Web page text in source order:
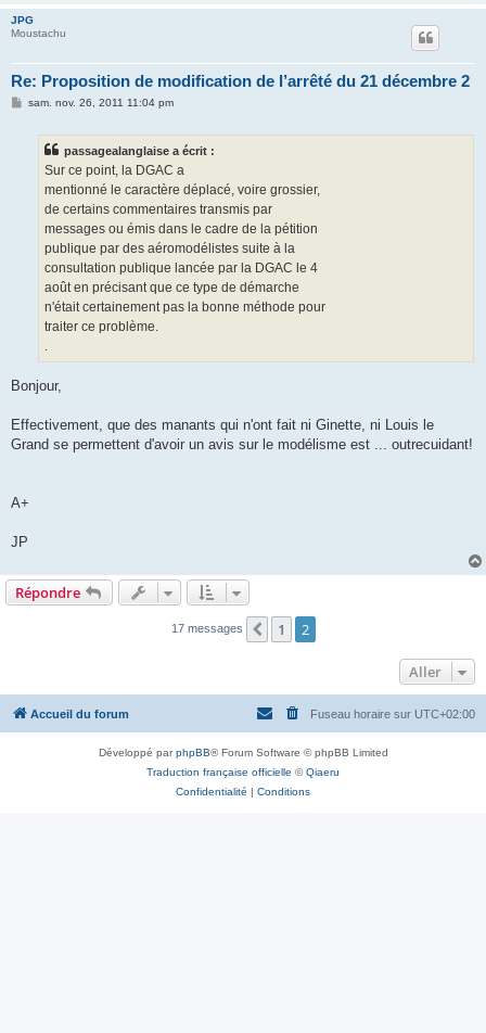
JPG
Moustachu
Re: Proposition de modification de l’arrêté du 21 décembre 2
Msam. nov. 26, 2011 11:04 pm
passagealanglaise a écrit :
Sur ce point, la DGAC a
mentionné le caractère déplacé, voire grossier,
de certains commentaires transmis par
messages ou émis dans le cadre de la pétition
publique par des aéromodélistes suite à la
consultation publique lancée par la DGAC le 4
août en précisant que ce type de démarche
n'était certainement pas la bonne méthode pour
traiter ce problème.
.
Bonjour,
Effectivement, que des manants qui n'ont fait ni Ginette, ni Louis le
Grand se permettent d'avoir un avis sur le modélisme est ... outrecuidant!
A+
JP
Répondre
17 messages Précédent
1 2
Aller
Accueil du forum Fuseau horaire sur UTC+02:00
Développé parphpBB® Forum Software © phpBB Limited
Traduction française officielle ©Qiaeru
Confidentialité | Conditions